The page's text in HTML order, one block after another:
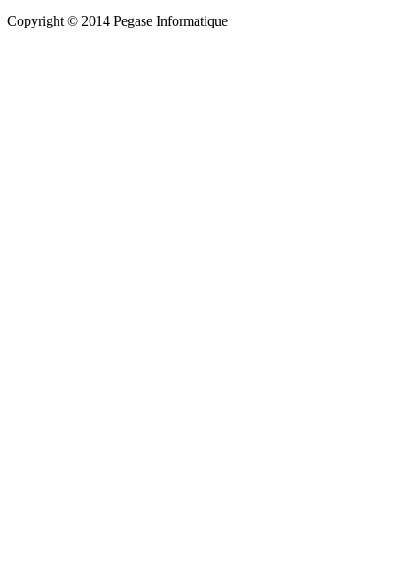
Copyright © 2014 Pegase Informatique